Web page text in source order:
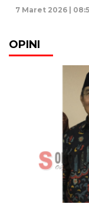
7 Maret 2026 |
OPINI